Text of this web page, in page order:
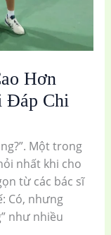
Hơn
Đáp Chi
Một trong
nhất khi cho
từ các bác sĩ
Có, nhưng
như nhiều